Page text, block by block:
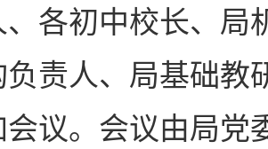
各初中校长、局
责人、局基础教
议。会议由局党